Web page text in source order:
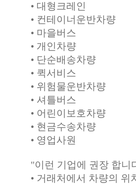
• 대형크레인
• 컨테이너운반차량
• 마을버스
• 개인차량
• 단순배송차량
• 퀵서비스
• 위험물운반차량
• 셔틀버스
• 어린이보호차량
• 현금수송차량
• 영업사원
"이런 기업에 권장 합니
• 거래처에서 차량의